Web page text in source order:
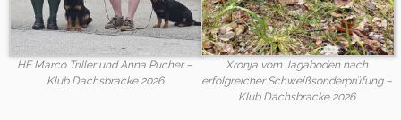
HF Marco Triller und Anna Pucher –
Klub Dachsbracke 2026
Xronja vom Jagaboden nach
erfolgreicher Schweißsonderprüfung –
Klub Dachsbracke 2026